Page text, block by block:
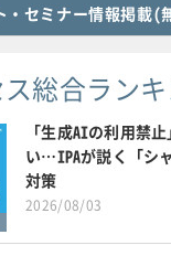
・セミナー情報掲載(
総合ラン
「生成AIの利用禁
い…IPAが説く「シ
対策
2026/08/03